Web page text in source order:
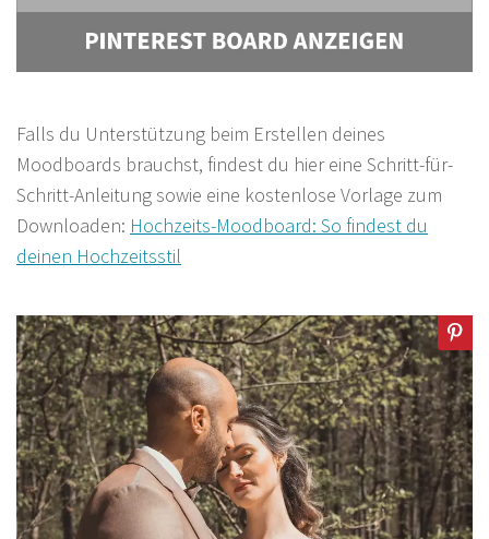
Falls du Unterstützung beim Erstellen deines
Moodboards brauchst, findest du hier eine Schritt-für-
Schritt-Anleitung sowie eine kostenlose Vorlage zum
Downloaden: Hochzeits-Moodboard: So findest du
deinen Hochzeitsstil